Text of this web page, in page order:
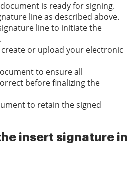
is ready for signing.
line as described above.
line to initiate the
or upload your electronic
to ensure all
before finalizing the
to retain the signed
insert signature in